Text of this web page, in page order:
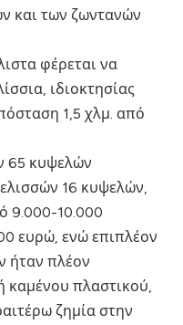
και των ζωντανών
φέρεται να
ιδιοκτησίας
1,5 χλμ. από
65 κυψελών
16 κυψελών,
9.000-10.000
ευρώ, ενώ επιπλέον
ήταν πλέον
καμένου πλαστικού,
ζημία στην